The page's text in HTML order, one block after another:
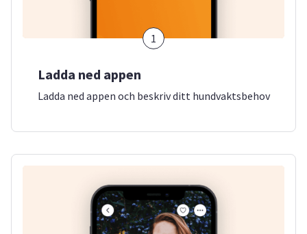
1
Ladda ned appen
Ladda ned appen och beskriv ditt hundvaktsbehov